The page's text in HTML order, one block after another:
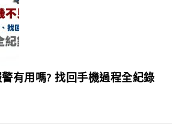
有用嗎? 找回手機過程全紀錄